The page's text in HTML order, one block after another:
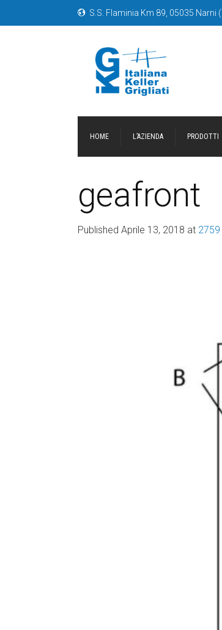
S.S. Flaminia Km 89, 05035 Narni
HOME L’AZIENDA PRODOTTI
geafront
Published Aprile 13, 2018 at